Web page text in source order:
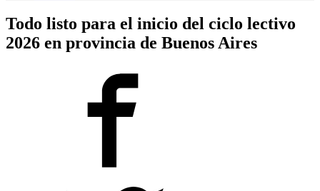
Todo listo para el inicio del ciclo lectivo
2026 en provincia de Buenos Aires